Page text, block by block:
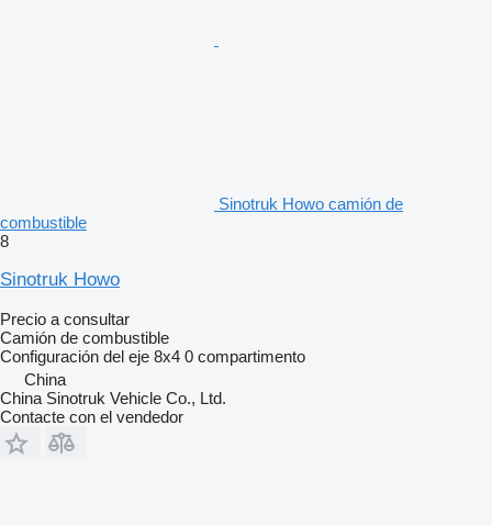
Sinotruk Howo camión de
combustible
8
Sinotruk Howo
Precio a consultar
Camión de combustible
Configuración del eje 8x4 0 compartimento
China
China Sinotruk Vehicle Co., Ltd.
Contacte con el vendedor